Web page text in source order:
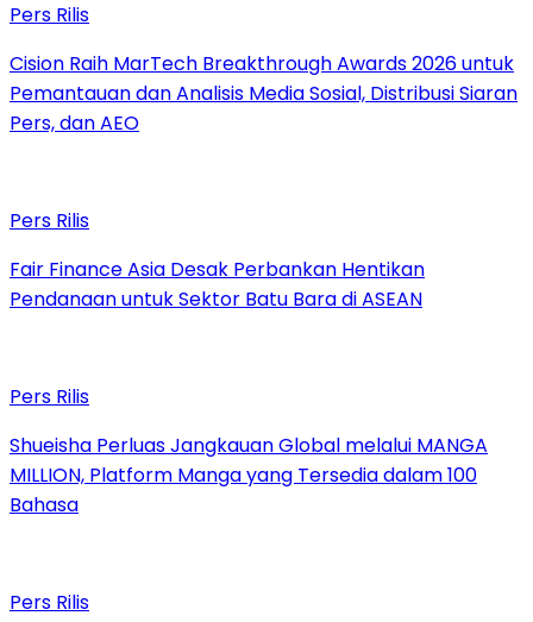
Pers Rilis
Cision Raih MarTech Breakthrough Awards 2026 untuk
Pemantauan dan Analisis Media Sosial, Distribusi Siaran
Pers, dan AEO
Pers Rilis
Fair Finance Asia Desak Perbankan Hentikan
Pendanaan untuk Sektor Batu Bara di ASEAN
Pers Rilis
Shueisha Perluas Jangkauan Global melalui MANGA
MILLION, Platform Manga yang Tersedia dalam 100
Bahasa
Pers Rilis